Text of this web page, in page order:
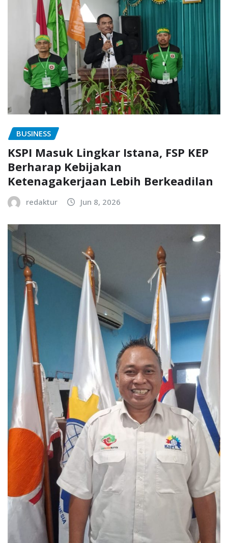
BUSINESS
KSPI Masuk Lingkar Istana, FSP KEP
Berharap Kebijakan
Ketenagakerjaan Lebih Berkeadilan
redaktur Jun 8, 2026